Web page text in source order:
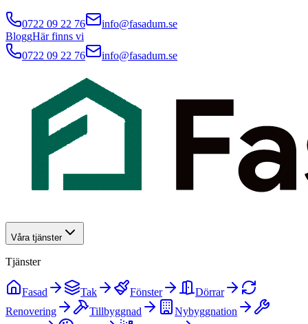
0722 09 22 76
info@fasadum.se
BloggHär finns vi
0722 09 22 76
info@fasadum.se
Våra tjänster
Tjänster
Fasad Tak Fönster
Dörrar
Renovering
Tillbyggnad
Nybyggnation